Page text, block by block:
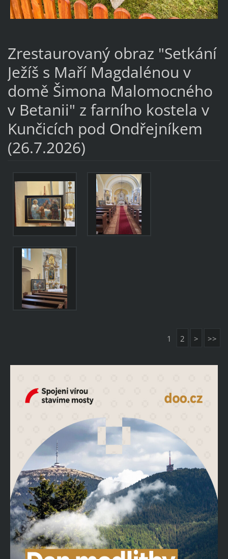
Zrestaurovaný obraz "Setkání
Ježíš s Maří Magdalénou v
domě Šimona Malomocného
v Betanii" z farního kostela v
Kunčicích pod Ondřejníkem
(26.7.2026)
1 2 > >>